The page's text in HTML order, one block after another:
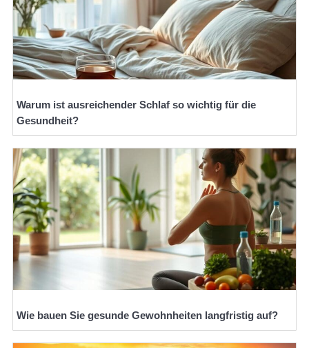
Warum ist ausreichender Schlaf so wichtig für die
Gesundheit?
Wie bauen Sie gesunde Gewohnheiten langfristig auf?